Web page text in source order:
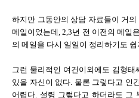
하지만 그동안의 상담 자료들이 거
메일이었는데, 2,3년 전 이전의 메일
의 메일을 다시 일일이 정리하기도
그런 물리적인 여건이외에도 김형
있을 자신이 없다. 물론 그렇다고 인
어렵다. 설령 그렇다고 하더라도 그